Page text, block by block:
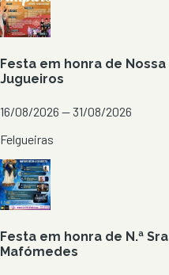
Festa em honra de
Jugueiros
16/08/2026 — 31/08/2026
Felgueiras
Festa em honra de N.ª
Mafómedes